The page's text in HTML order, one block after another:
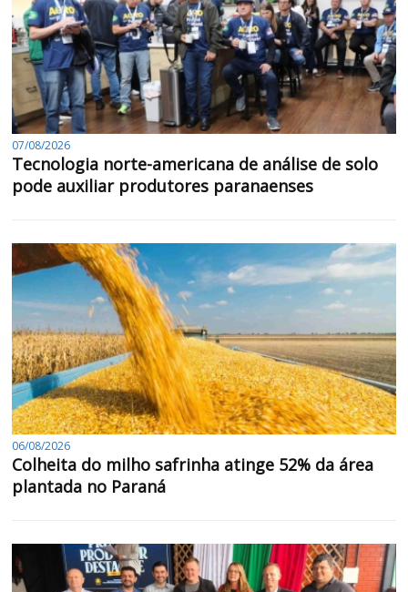
07/08/2026
Tecnologia norte-americana de análise de solo
pode auxiliar produtores paranaenses
06/08/2026
Colheita do milho safrinha atinge 52% da área
plantada no Paraná